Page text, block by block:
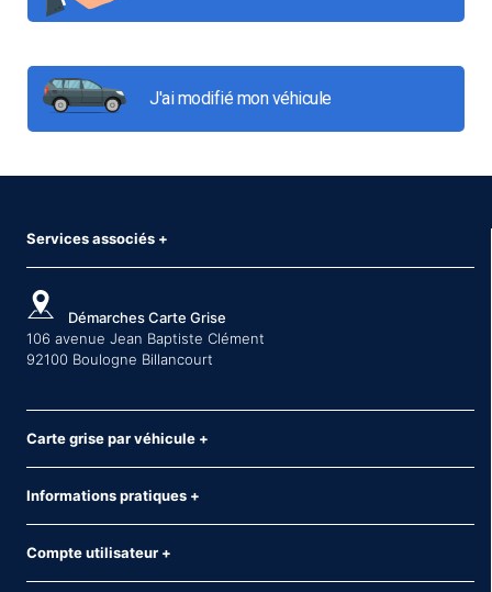
J'ai modifié mon véhicule
Services associés +
Démarches Carte Grise
106 avenue Jean Baptiste Clément
92100 Boulogne Billancourt
Carte grise par véhicule +
Informations pratiques +
Compte utilisateur +